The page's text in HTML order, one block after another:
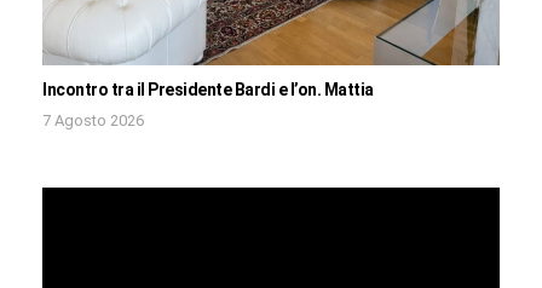
Incontro tra il Presidente Bardi e l’on. Mattia
7 Agosto 2026